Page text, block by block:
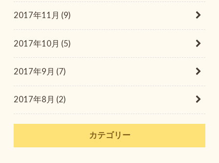
2017年11月 (9)
2017年10月 (5)
2017年9月 (7)
2017年8月 (2)
カテゴリー